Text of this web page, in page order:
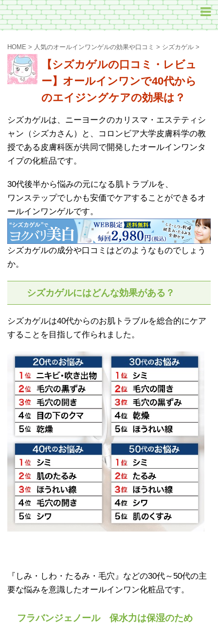
HOME > 人気のオールインワンゲルの効果や口コミ > シズカゲル >
【シズカゲルの口コミ・レビュ
ー】オールインワンで40代から
のエイジングケアの効果は？
シズカゲルは、ニーヨークのカリスマ・エステティシ
ャン（シズカさん）と、コロンビア大学皮膚科学の教
授である皮膚科医が共同で開発したオールインワンタ
イプの化粧品です。
30代後半から悩みの元になる肌トラブルを、
ワンステップでしかも安価でケアすることができるオ
ールインワンゲルです。
シズカゲルの成分や口コミはどのようなものでしょう
か。
シズカゲルにはどんな効果がある？
シズカゲルは40代からのお肌トラブルを総合的にケア
することを目指して作られました。
『しみ・しわ・たるみ・毛穴』などの30代～50代の主
要な悩みを意識したオールインワン化粧品です。
フラバンジェノール 保水力は保湿のため